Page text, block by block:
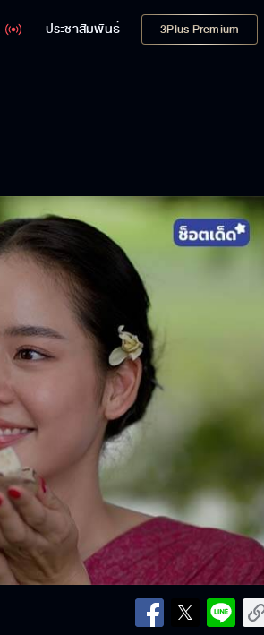
ประชาสัมพันธ์ 3Plus Premium